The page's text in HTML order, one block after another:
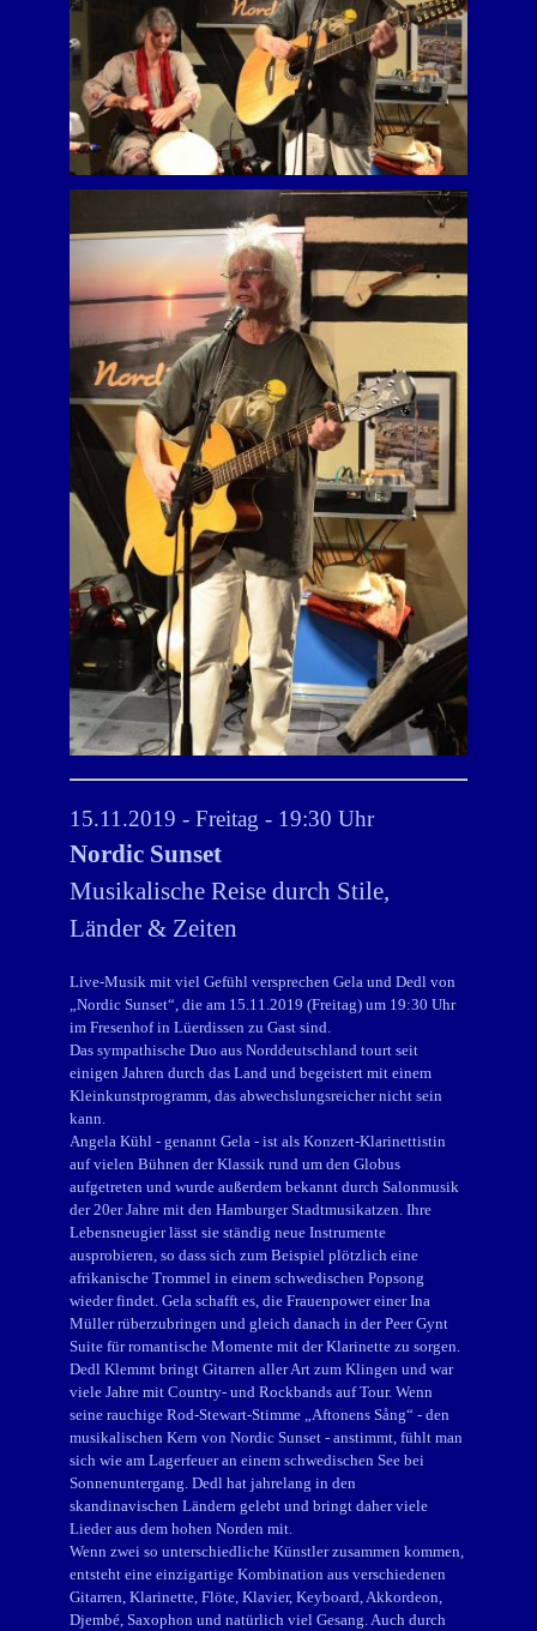
15.11.2019 - Freitag - 19:30 Uhr
Nordic Sunset
Musikalische Reise durch Stile,
Länder & Zeiten
Live-Musik mit viel Gefühl versprechen Gela und Dedl von
„Nordic Sunset“, die am 15.11.2019 (Freitag) um 19:30 Uhr
im Fresenhof in Lüerdissen zu Gast sind.
Das sympathische Duo aus Norddeutschland tourt seit
einigen Jahren durch das Land und begeistert mit einem
Kleinkunstprogramm, das abwechslungsreicher nicht sein
kann.
Angela Kühl - genannt Gela - ist als Konzert-Klarinettistin
auf vielen Bühnen der Klassik rund um den Globus
aufgetreten und wurde außerdem bekannt durch Salonmusik
der 20er Jahre mit den Hamburger Stadtmusikatzen. Ihre
Lebensneugier lässt sie ständig neue Instrumente
ausprobieren, so dass sich zum Beispiel plötzlich eine
afrikanische Trommel in einem schwedischen Popsong
wieder findet. Gela schafft es, die Frauenpower einer Ina
Müller rüberzubringen und gleich danach in der Peer Gynt
Suite für romantische Momente mit der Klarinette zu sorgen.
Dedl Klemmt bringt Gitarren aller Art zum Klingen und war
viele Jahre mit Country- und Rockbands auf Tour. Wenn
seine rauchige Rod-Stewart-Stimme „Aftonens Sång“ - den
musikalischen Kern von Nordic Sunset - anstimmt, fühlt man
sich wie am Lagerfeuer an einem schwedischen See bei
Sonnenuntergang. Dedl hat jahrelang in den
skandinavischen Ländern gelebt und bringt daher viele
Lieder aus dem hohen Norden mit.
Wenn zwei so unterschiedliche Künstler zusammen kommen,
entsteht eine einzigartige Kombination aus verschiedenen
Gitarren, Klarinette, Flöte, Klavier, Keyboard, Akkordeon,
Djembé, Saxophon und natürlich viel Gesang. Auch durch